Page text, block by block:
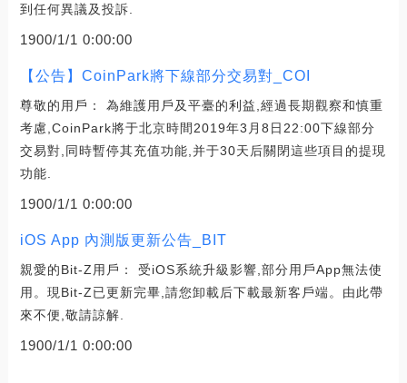
到任何異議及投訴.
1900/1/1 0:00:00
【公告】CoinPark將下線部分交易對_COI
尊敬的用戶： 為維護用戶及平臺的利益,經過長期觀察和慎重
考慮,CoinPark將于北京時間2019年3月8日22:00下線部分
交易對,同時暫停其充值功能,并于30天后關閉這些項目的提現
功能.
1900/1/1 0:00:00
iOS App 內測版更新公告_BIT
親愛的Bit-Z用戶： 受iOS系統升級影響,部分用戶App無法使
用。現Bit-Z已更新完畢,請您卸載后下載最新客戶端。由此帶
來不便,敬請諒解.
1900/1/1 0:00:00